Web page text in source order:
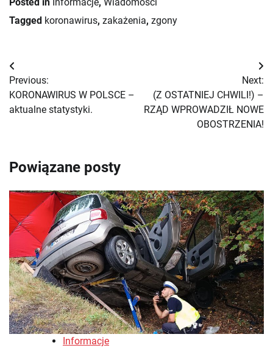
Posted in Informacje, Wiadomości
Tagged koronawirus, zakażenia, zgony
Nawigacja
wpisu
Previous:
KORONAWIRUS W POLSCE –
aktualne statystyki.
Next:
(Z OSTATNIEJ CHWILI!) –
RZĄD WPROWADZIŁ NOWE
OBOSTRZENIA!
Powiązane posty
Informacje